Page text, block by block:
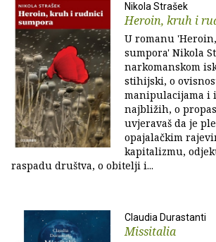
Nikola Strašek
Heroin, kruh i
U romanu
sumpora' Nikola
narkomanskom
stihijski, o
manipulacijama i
najbližih, o
uvjeravaš da je
opajalačkim
kapitalizmu,
raspadu društva, o obitelji i...
Claudia Durastanti
Missitalia